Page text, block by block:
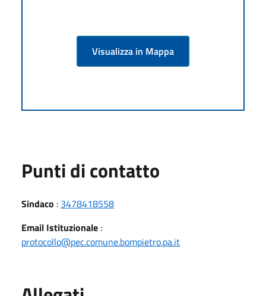
Visualizza in Mappa
Punti di contatto
Sindaco : 3478418558
Email Istituzionale :
protocollo@pec.comune.bompietro.pa.it